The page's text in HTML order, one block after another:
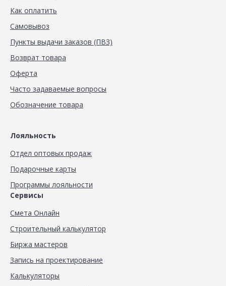
Как оплатить
Самовывоз
Пункты выдачи заказов (ПВЗ)
Возврат товара
Оферта
Часто задаваемые вопросы
Обозначение товара
Лояльность
Отдел оптовых продаж
Подарочные карты
Программы лояльности
Сервисы
Смета Онлайн
Строительный калькулятор
Биржа мастеров
Запись на проектирование
Калькуляторы